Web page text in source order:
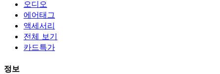
오디오
에어태그
액세서리
전체 보기
카드특가
정보